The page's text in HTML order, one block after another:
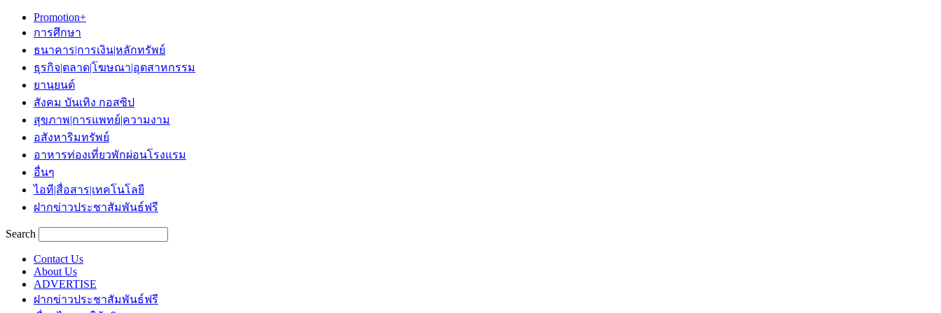
Promotion+
การศึกษา
ธนาคาร|การเงิน|หลักทรัพย์
ธุรกิจ|ตลาด|โฆษณา|อุตสาหกรรม
ยานยนต์
สังคม บันเทิง กอสซิป
สุขภาพ|การแพทย์|ความงาม
อสังหาริมทรัพย์
อาหารท่องเที่ยวพักผ่อนโรงแรม
อื่นๆ
ไอที|สื่อสาร|เทคโนโลยี
ฝากข่าวประชาสัมพันธ์ฟรี
Search
Contact Us
About Us
ADVERTISE
ฝากข่าวประชาสัมพันธ์ฟรี